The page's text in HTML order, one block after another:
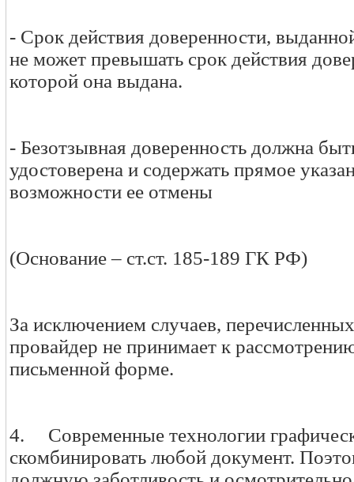
- Срок действия доверенности,
не может превышать срок действия
которой она выдана.
- Безотзывная доверенность должна
удостоверена и содержать прямое
возможности ее отмены
(Основание – ст.ст. 185-189 ГК РФ)
За исключением случаев,
провайдер не принимает к
письменной форме.
4. Современные технологии
скомбинировать любой документ.